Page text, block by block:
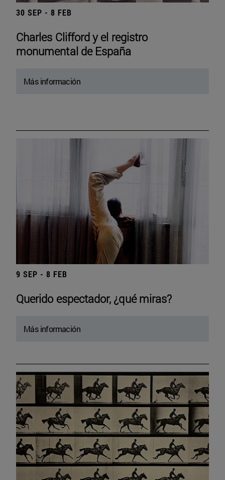
30 SEP - 8 FEB
Charles Clifford y el registro
monumental de España
Más información
9 SEP - 8 FEB
Querido espectador, ¿qué miras?
Más información